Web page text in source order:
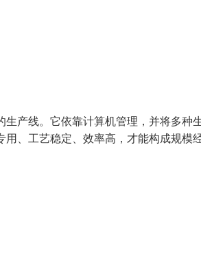
产线。它依靠计算机管理，并将多种
、工艺稳定、效率高，才能构成规模